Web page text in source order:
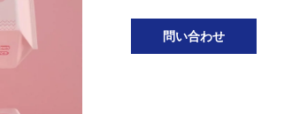
問い合わせ